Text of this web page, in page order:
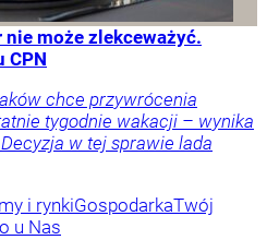
może zlekceważyć.
CPN
chce przywrócenia
tygodnie wakacji – wynika
w tej sprawie lada
i rynkiGospodarkaTwój
u Nas